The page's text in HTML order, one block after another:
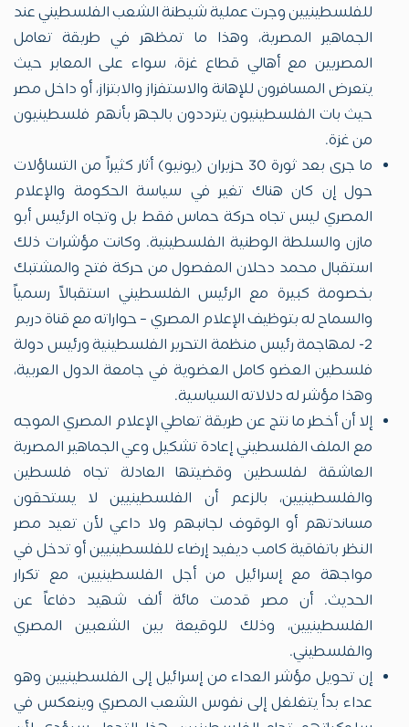
للفلسطينيين وجرت عملية شيطنة الشعب الفلسطيني عند
الجماهير المصرية، وهذا ما تمظهر في طريقة تعامل
المصريين مع أهالي قطاع غزة، سواء على المعابر حيث
يتعرض المسافرون للإهانة والاستفزاز والابتزاز، أو داخل مصر
حيث بات الفلسطينيون يترددون بالجهر بأنهم فلسطينيون
من غزة.
ما جرى بعد ثورة 30 حزيران (يونيو) أثار كثيراً من التساؤلات
حول إن كان هناك تغير في سياسة الحكومة والإعلام
المصري ليس تجاه حركة حماس فقط بل وتجاه الرئيس أبو
مازن والسلطة الوطنية الفلسطينية. وكانت مؤشرات ذلك
استقبال محمد دحلان المفصول من حركة فتح والمشتبك
بخصومة كبيرة مع الرئيس الفلسطيني استقبالاً رسمياً
والسماح له بتوظيف الإعلام المصري – حواراته مع قناة دريم
2- لمهاجمة رئيس منظمة التحرير الفلسطينية ورئيس دولة
فلسطين العضو كامل العضوية في جامعة الدول العربية،
وهذا مؤشر له دلالاته السياسية.
إلا أن أخطر ما نتج عن طريقة تعاطي الإعلام المصري الموجه
مع الملف الفلسطيني إعادة تشكيل وعي الجماهير المصرية
العاشقة لفلسطين وقضيتها العادلة تجاه فلسطين
والفلسطينيين، بالزعم أن الفلسطينيين لا يستحقون
مساندتهم أو الوقوف لجانبهم ولا داعي لأن تعيد مصر
النظر باتفاقية كامب ديفيد إرضاء للفلسطينيين أو تدخل في
مواجهة مع إسرائيل من أجل الفلسطينيين، مع تكرار
الحديث. أن مصر قدمت مائة ألف شهيد دفاعاً عن
الفلسطينيين، وذلك للوقيعة بين الشعبين المصري
والفلسطيني.
إن تحويل مؤشر العداء من إسرائيل إلى الفلسطينيين وهو
عداء بدأ يتغلغل إلى نفوس الشعب المصري وينعكس في